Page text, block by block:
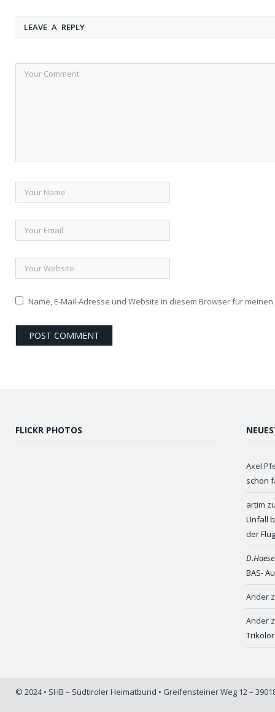
LEAVE A REPLY
Name, E-Mail-Adresse und Website in diesem Browser für
FLICKR PHOTOS
Axel
schon
artim
Unfall
der
BAS-
Ander
Ander
© 2024 • SHB – Südtiroler Heimatbund • Greifensteiner Weg 12 –